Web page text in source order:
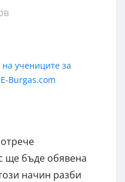
ще бъде обявена
начин разби